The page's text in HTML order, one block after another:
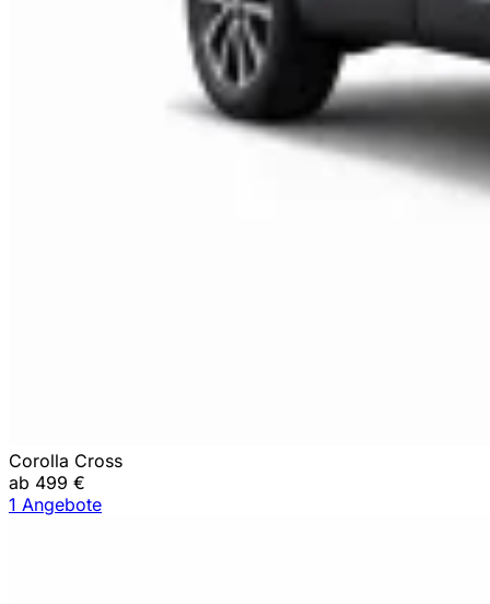
Corolla Cross
ab 499 €
1 Angebote